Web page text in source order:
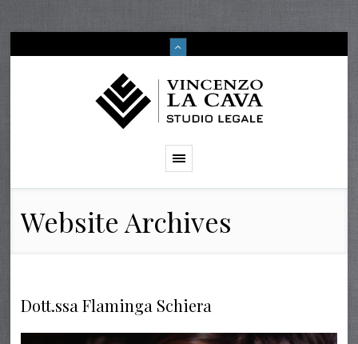
Website Archives
Dott.ssa Flaminga Schiera